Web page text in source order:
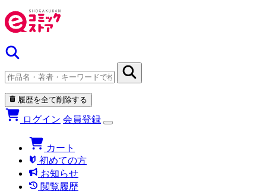
履歴を全て削除する
ログイン 会員登録
カート
初めての方
お知らせ
閲覧履歴